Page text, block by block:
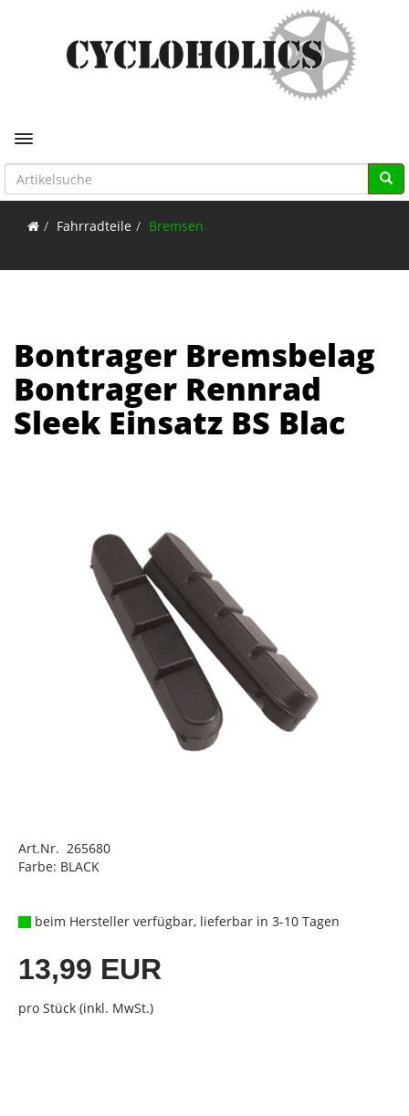
Toggle navigation
Fahrradteile Bremsen
Bontrager Bremsbelag
Bontrager Rennrad
Sleek Einsatz BS Blac
Art.Nr. 265680
Farbe: BLACK
beim Hersteller verfügbar, lieferbar in 3-10 Tagen
13,99 EUR
pro Stück (inkl. MwSt.)